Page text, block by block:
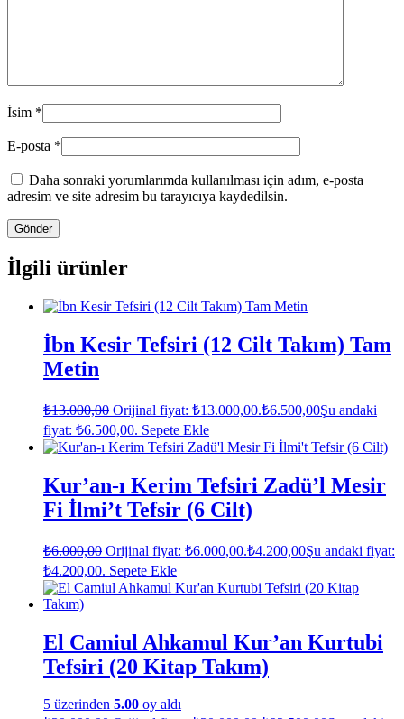
İsim *
E-posta *
Daha sonraki yorumlarımda kullanılması için adım, e-posta
adresim ve site adresim bu tarayıcıya kaydedilsin.
İlgili ürünler
İbn Kesir Tefsiri (12 Cilt Takım) Tam
Metin
₺13.000,00 Orijinal fiyat: ₺13.000,00.₺6.500,00Şu andaki
fiyat: ₺6.500,00. Sepete Ekle
Kur’an-ı Kerim Tefsiri Zadü’l Mesir
Fi İlmi’t Tefsir (6 Cilt)
₺6.000,00 Orijinal fiyat: ₺6.000,00.₺4.200,00Şu andaki fiyat:
₺4.200,00. Sepete Ekle
El Camiul Ahkamul Kur’an Kurtubi
Tefsiri (20 Kitap Takım)
5 üzerinden 5.00 oy aldı